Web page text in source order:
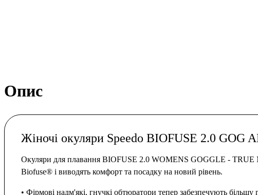
Опис
Жіночі окуляри Speedo BIOFUSE 2.0 GOG
Окуляри для плавання BIOFUSE 2.0 WOMENS GOGGLE - TRUE
Biofuse® і виводять комфорт та посадку на новий рівень.
• Фірмові надм'які, гнучкі обтюратори тепер забезпечують більшу